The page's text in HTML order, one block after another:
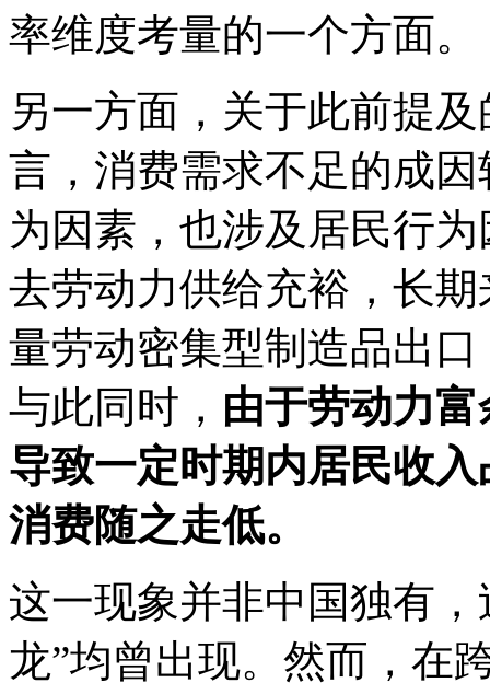
率维度考量的一个方面。
另一方面，关于此前提
言，消费需求不足的成
为因素，也涉及居民行
去劳动力供给充裕，长
量劳动密集型制造品出
与此同时， 由于劳动力
导致一定时期内居民收
消费随之走低。
这一现象并非中国独有
龙”均曾出现。然而，在